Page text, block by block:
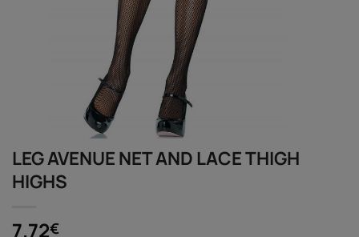
LEG AVENUE NET AND LACE THIGH
HIGHS
7.72€